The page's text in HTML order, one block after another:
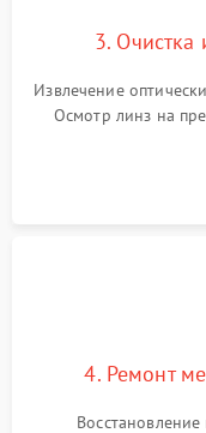
3. Очистка
Извлечение
Осмотр линз на
покрытия или
спецрастворами.
4. Ремонт